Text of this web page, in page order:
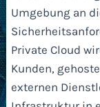
Umgebung an
Private Cloud
Kunden,
externen